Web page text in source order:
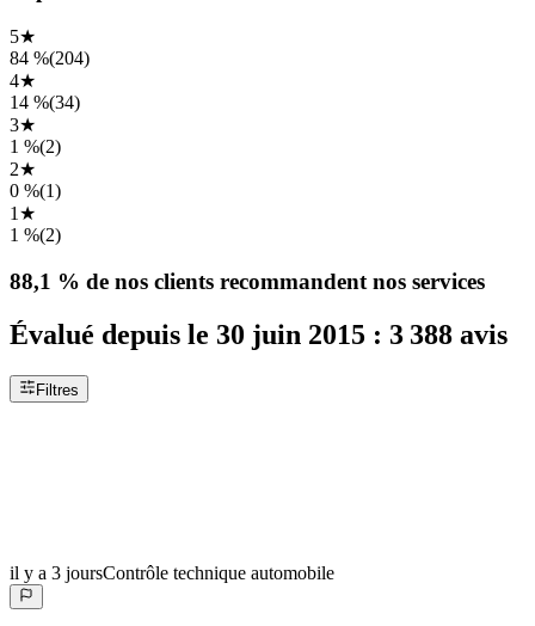
5★
84 %(204)
4★
14 %(34)
3★
1 %(2)
2★
0 %(1)
1 ★
1 %(2)
88,1 % de nos clients recommandent nos services
Évalué depuis le 30 juin 2015 : 3 388 avis
Filtres
il y a 3 joursContrôle technique automobile